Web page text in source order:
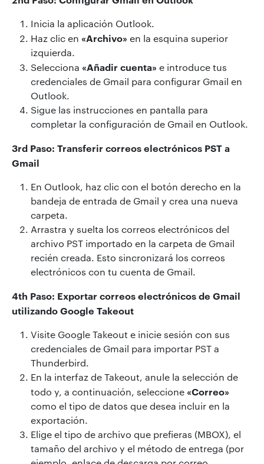
Inicia la aplicación Outlook.
Haz clic en «Archivo» en la esquina superior
izquierda.
Selecciona «Añadir cuenta» e introduce tus
credenciales de Gmail para configurar Gmail en
Outlook.
Sigue las instrucciones en pantalla para
completar la configuración de Gmail en Outlook.
3rd Paso: Transferir correos electrónicos PST a
Gmail
En Outlook, haz clic con el botón derecho en la
bandeja de entrada de Gmail y crea una nueva
carpeta.
Arrastra y suelta los correos electrónicos del
archivo PST importado en la carpeta de Gmail
recién creada. Esto sincronizará los correos
electrónicos con tu cuenta de Gmail.
4th Paso: Exportar correos electrónicos de Gmail
utilizando Google Takeout
Visite Google Takeout e inicie sesión con sus
credenciales de Gmail para importar PST a
Thunderbird.
En la interfaz de Takeout, anule la selección de
todo y, a continuación, seleccione «Correo»
como el tipo de datos que desea incluir en la
exportación.
Elige el tipo de archivo que prefieras (MBOX), el
tamaño del archivo y el método de entrega (por